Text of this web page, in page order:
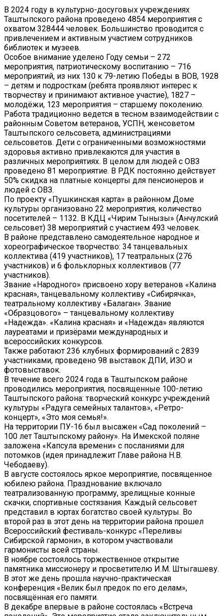
В 2024 году в культурно-досуговых учреждениях
Таштыпского района проведено 4854 мероприятия с
охватом 328444 человек. Большинство проводится с
привлечением и активным участием сотрудников
библиотек и музеев.
Особое внимание уделено Году семьи – 272
мероприятия, патриотическому воспитанию – 716
мероприятий, из них 130 к 79-летию Победы в ВОВ, 1928
– детям и подросткам (ребята проявляют интерес к
творчеству и принимают активное участие), 1827 –
молодёжи, 123 мероприятия – старшему поколению.
Работа традиционно ведется в тесном взаимодействии с
районным Советом ветеранов, УСПН, женсоветом
Таштыпского сельсовета, администрациями
сельсоветов. Дети с ограниченными возможностями
здоровья активно привлекаются для участия в
различных мероприятиях. В целом для людей с ОВЗ
проведено 81 мероприятие. В РДК постоянно действует
50% скидка на платные концерты для пенсионеров и
людей с ОВЗ.
По проекту «Пушкинская карта» в районном Доме
культуры организовано 22 мероприятия, количество
посетителей – 1132. В КДЦ «Чирим Тынызы» (Анчулский
сельсовет) 38 мероприятий с участием 493 человек.
В районе представлено самодеятельное народное и
хореографическое творчество: 34 танцевальных
коллектива (419 участников), 17 театральных (276
участников) и 6 фольклорных коллективов (77
участников).
Звание «Народного» присвоено хору ветеранов «Калина
красная», танцевальному коллективу «Сибирячка»,
театральному коллективу «Балаган». Звание
«Образцового» – танцевальному коллективу
«Надежда». «Калина красная» и «Надежда» являются
лауреатами и призёрами международных и
всероссийских конкурсов.
Также работают 236 клубных формирований с 2839
участниками, проведено 98 выставок ДПИ, ИЗО и
фотовыставок.
В течение всего 2024 года в Таштыпском районе
проводились мероприятия, посвященные 100-летию
Таштыпского района: творческий конкурс учреждений
культуры «Радуга семейных талантов», «Ретро-
концерт», «Это моя семья!».
На территории ПУ-16 был высажен «Сад поколений –
100 лет Таштыпскому району». На Имекской поляне
заложена «Капсула времени» с посланиями для
потомков (идея принадлежит Главе района Н.В.
Чебодаеву).
В августе состоялось яркое мероприятие, посвященное
юбилею района. Празднование включало
театрализованную программу, зрелищные конные
скачки, спортивные состязания. Каждый сельсовет
представил в юртах богатство своей культуры. Во
второй раз в этот день на территории района прошел
Всероссийский фестиваль-конкурс «Переливы
Сибирской гармони», в котором участвовали
гармонисты всей страны.
В ноябре состоялось торжественное открытие
памятника миссионеру и просветителю И.М. Штыгашеву.
В этот же день прошла научно-практическая
конференция «Велик был предок по его делам»,
посвящённая его памяти.
В декабре впервые в районе состоялась «Встреча